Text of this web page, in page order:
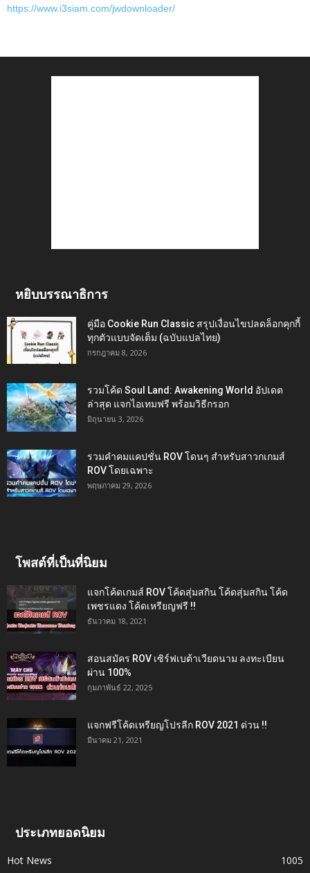
https://www.i3siam.com/jwdownloader/
หยิบบรรณาธิการ
คู่มือ Cookie Run Classic สรุปเงื่อนไขปลดล็อกคุกกี้
ทุกตัวแบบจัดเต็ม (ฉบับแปลไทย)
กรกฎาคม 8, 2026
รวมโค้ด Soul Land: Awakening World อัปเดต
ล่าสุด แจกไอเทมฟรี พร้อมวิธีกรอก
มิถุนายน 3, 2026
รวมคำคมแคปชั่น ROV โดนๆ สำหรับสาวกเกมส์
ROV โดยเฉพาะ
พฤษภาคม 29, 2026
โพสต์ที่เป็นที่นิยม
แจกโค้ดเกมส์ ROV โค้ดสุ่มสกิน โค้ดสุ่มสกิน โค้ด
เพชรแดง โค้ดเหรียญฟรี !!
ธันวาคม 18, 2021
สอนสมัคร ROV เซิร์ฟเบต้าเวียดนาม ลงทะเบียน
ผ่าน 100%
กุมภาพันธ์ 22, 2025
แจกฟรีโค้ดเหรียญโปรลีก ROV 2021 ด่วน !!
มีนาคม 21, 2021
ประเภทยอดนิยม
Hot News
1005